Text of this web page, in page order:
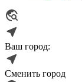
Ваш город:
Сменить город